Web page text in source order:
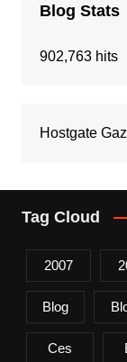
Blog Stats
902,763 hits
Hostgate
Tag Cloud
2007
Blog
Ces